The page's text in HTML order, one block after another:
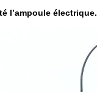
l’ampoule électrique.